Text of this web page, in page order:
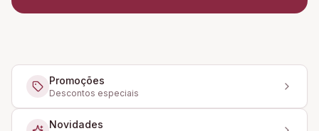
Promoções
Descontos especiais
Novidades